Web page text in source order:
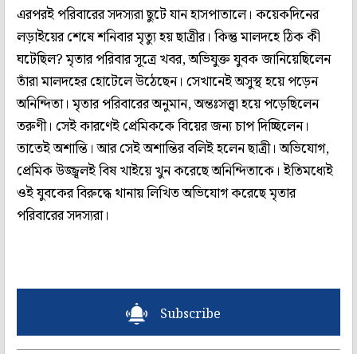
এরপরই পরিবারের সদস্যরা ছুটে যান হাসপাতালে। কয়েকদিনের
লড়াইয়ের শেষে শনিবার মৃত্যু হয় ছাত্রীর। কিন্তু মালদহে ঠিক কী
ঘটেছিল? মৃতার পরিবার সূত্রে খবর, অভিযুক্ত যুবক জানিয়েছিলেন
তাঁরা মালদহের হোটেলে উঠেছেন। সেখানেই অসুস্থ হয়ে পড়েন
অনিন্দিতা। মৃতার পরিবারের অনুমান, অন্তঃসত্ত্বা হয়ে পড়েছিলেন
তরুণী। সেই কারণেই প্রেমিককে বিয়ের জন্য চাপ দিচ্ছিলেন।
তাতেই অশান্তি। আর সেই অশান্তির বলিই হলেন ছাত্রী। অভিযোগ,
প্রেমিক উজ্জ্বলই বিষ খাইয়ে খুন করেছে অনিন্দিতাকে। ইতিমধ্যেই
ওই যুবকের বিরুদ্ধে থানায় লিখিত অভিযোগ করেছে মৃতার
পরিবারের সদস্যরা।
Subscribe